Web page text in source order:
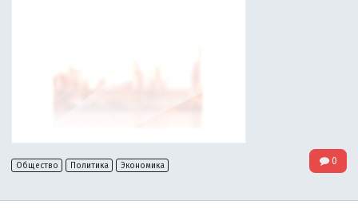
Общество Политика Экономика 0